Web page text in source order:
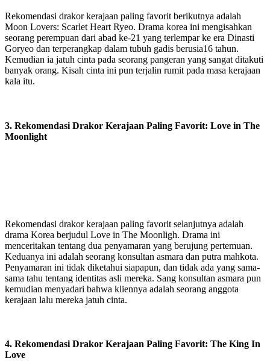
Rekomendasi drakor kerajaan paling favorit berikutnya adalah
Moon Lovers: Scarlet Heart Ryeo. Drama korea ini mengisahkan
seorang perempuan dari abad ke-21 yang terlempar ke era Dinasti
Goryeo dan terperangkap dalam tubuh gadis berusia16 tahun.
Kemudian ia jatuh cinta pada seorang pangeran yang sangat ditakuti
banyak orang. Kisah cinta ini pun terjalin rumit pada masa kerajaan
kala itu.
3. Rekomendasi Drakor Kerajaan Paling Favorit: Love in The
Moonlight
Rekomendasi drakor kerajaan paling favorit selanjutnya adalah
drama Korea berjudul Love in The Moonligh. Drama ini
menceritakan tentang dua penyamaran yang berujung pertemuan.
Keduanya ini adalah seorang konsultan asmara dan putra mahkota.
Penyamaran ini tidak diketahui siapapun, dan tidak ada yang sama-
sama tahu tentang identitas asli mereka. Sang konsultan asmara pun
kemudian menyadari bahwa kliennya adalah seorang anggota
kerajaan lalu mereka jatuh cinta.
4. Rekomendasi Drakor Kerajaan Paling Favorit: The King In
Love